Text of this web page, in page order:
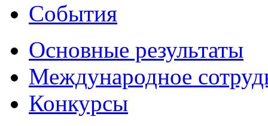
События
Основные результаты
Международное
Конкурсы